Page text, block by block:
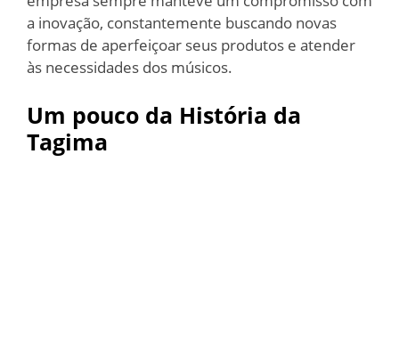
a inovação, constantemente buscando novas
formas de aperfeiçoar seus produtos e atender
às necessidades dos músicos.
Um pouco da História da
Tagima